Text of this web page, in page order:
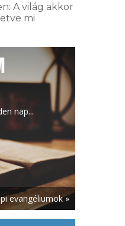
A világ akkor
mi
nap...
evangéliumok »